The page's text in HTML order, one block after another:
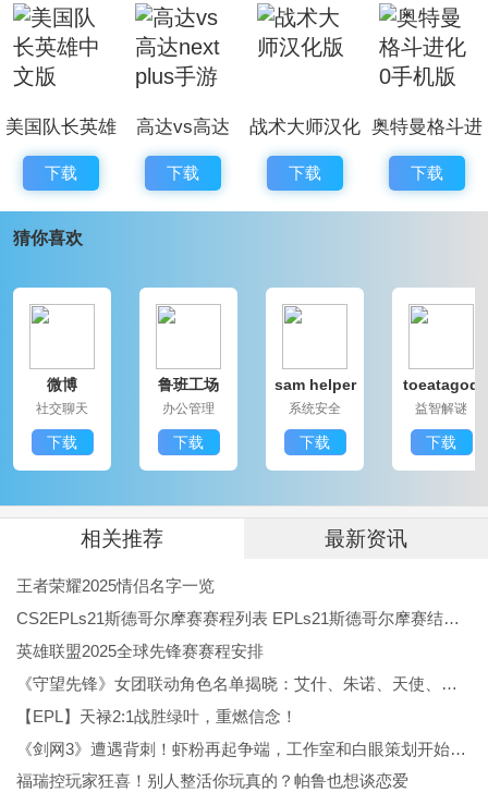
信息和游戏内容，让你想要的一切都能轻松获取。
4、游戏资源和功能都保持实时更新，以保证了玩家能够
享受到最新的
游戏资讯与玩法。
5、独具特色的关卡系统，让玩家能够在不同的场景中尽
情挥洒自如，迎接更具挑战性的敌人。
铠甲勇士格斗无双是一款极具吸引力的格斗竞技游戏。
感受到前所未有的快感。随着不断更新的内容与功能，
乐趣，还能够探索新的关卡与挑战，感受游戏带来的无
限可能。一起加入铠甲勇士的行列，开启你的战斗之旅
美国队长英雄
中文版
下载
高达vs高达
next plus手游
下载
战术大师汉化
版
下载
奥特曼格斗进
化0手机版
下载
猜你喜欢
微博
社交聊天
下载
鲁班工场
办公管理
下载
sam helper
系统安全
下载
toeatagod
益智解谜
下载
相关推荐 最新资讯
王者荣耀2025情侣名字一览
CS2EPLs21斯德哥尔摩赛赛程列表 EPLs21斯德哥尔摩赛结果公布
英雄联盟2025全球先锋赛赛程安排
《守望先锋》女团联动角色名单揭晓：艾什、朱诺、天使、伊拉锐与D.Va！
【EPL】天禄2:1战胜绿叶，重燃信念！
《剑网3》遭遇背刺！虾粉再起争端，工作室和白眼策划开始反噬
福瑞控玩家狂喜！别人整活你玩真的？帕鲁也想谈恋爱